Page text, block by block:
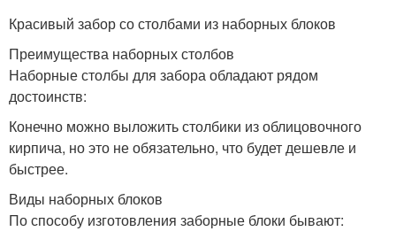
Красивый забор со столбами из наборных блоков
Преимущества наборных столбов
Наборные столбы для забора обладают рядом
достоинств:
Конечно можно выложить столбики из облицовочного
кирпича, но это не обязательно, что будет дешевле и
быстрее.
Виды наборных блоков
По способу изготовления заборные блоки бывают: